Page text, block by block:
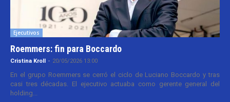
Ejecutivos
Roemmers: fin para Boccardo
Cristina Kroll - 20/05/2026 13:00
En el grupo Roemmers se cerró el ciclo de Luciano Boccardo y tras
casi tres décadas. El ejecutivo actuaba como gerente general del
holding...